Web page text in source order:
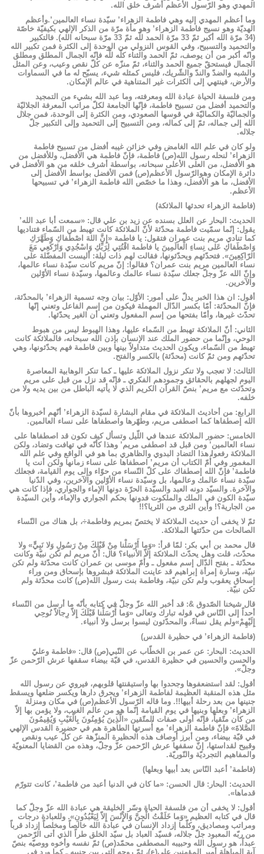
المهدي وهو الرّسول الأعظم أشرف خلق الله.
وما أعظم المهدي إليه وهي فاطمة الزهراء’ سيّدة نساء العالمين’.وأعظم
الهديّة وهو نسيج فاطمة الزهراء’ وهو مأة مرّة من الذكر الإلهي بكيفيّة خاصّة
(34 مرّة الله أكبر ثمّ 33 مرّة الحمد للّه‏ ثمّ 33 مرّة سبحانه الله). فالتكبير
والتحميد والتسبيح، وفي القوس النزولي من الوحدة إلى الكثرة فمن تكبير الله
وانّه أكبر من أن يوصف، ثمّ الحمد والثناء كلّه للّه‏ فإنّه الجمال المطلق ومطلق
الجمال فيستحقّ جميع الحمد والثناء، ثمّ منزّه عن كلّ نقص وعيب، وعن المثل
والشبه والضدّ والندّ والشّريك، فليس كمثله شيء، يسبّح له ما في السماوات
والأرض، فينتهي إلى الكثرات غير المتناهية في عالم الإمكان.
ومن فلسفة الحياة عبادة الله ومعرفته، وما عبد الله بشيء من التمجيد
والتحميد أفضل من تسبيح فاطمة، فإنّها الجامعة لكلّ مراتب المعرفة الجلاليّة
والجماليّة والكماليّة في قوسها الصعودي، ومن الكثرة إلى الوحدة، فمن جلال
الله إلى جماله، ثمّ إلى كماله، ومن التسبيح إلى التحميد وإلى التكبير جلّ
جلاله.
ولو كان في علم الله الغامض وفي خزائن غيبه أفضل من تسبيح فاطمة
الزهراء’ لنحله رسول الله(ص) فاطمة، فإنّ فاطمة هي الأفضل، وللأفضل من
هو الأفضل، من العلى الأعلى سبحانه، بواسطة أشرف خلقه من هو الأفضل في
دائرة الإمكان وهوالرّسول الأعظم(ص) فمن الأفضل بواسط الأفضل إلى
الأفضل، ما هو الأفضل، وهذا ما خصّص الله فاطمة الزهراء’ في تسبيحها
الأعظم.
(فاطمة الزهراء تحدثها الملائكة)
الحديث: البحار عن العلل بسنده عن زيد بن علي قال: «سمعت أبا عبد الله’
يقول: إنّما سمّيت فاطمة محدّثة لأنّ الملائكة كانت تهبط من السّماء فتناديها
كما تنادي مريم بنت عمران فتقول: يا فاطمة «إِنَّ اللهَ اصْطَفاكِ وَطَهَّرَكِ
وَاصْطَفاكِ عَلى نِساءِ الْعالَمِينَ يا فاطمة اقْنُتِي لِرَبِّكِ وَاسْجُدِي وَارْكَعِي مَعَ
الرّاكِعِينَ». فتحدّثهم ويحدّثونها، فقالت لهم ذات ليلة: أليست المفضّلة على
نساء العالمين مريم بنت عمران؟ فقالوا: إنّ مريم كانت سيّدة نساء عالمها،
وإنّ الله عزّ وجلّ جعلك سيّدة نساء عالمك وعالمها، وسيّدة نساء الأوّلين
والآخرين.
أقول: ان هذا الخبر يدلّ على أمور: الأوّل: بيان وجه تسمية الزهراء’ بالمحدّثة،
فإنّ المحدّثة: أمّا بكسر الدّال المهملة فيكون من إسم الفاعل وتعني إنّها
تحدّث غيرها، وأمّا بفتحها من إسم المفعول وتعني أن الغير يحدّثها.
الثاني: أنّ الملائكة تهبط من السّماء عليها، وهذا الهبوط ليس من هبوط
الوحي، وإنّما من حضور الملك عند الإنسان بإذن الله سبحانه، فالملائكة كانت
تهبط من السّماء، ويكون الحديث متداولاً بينها وبين فاطمة فهم يحدّثونها، وهي
تحدّثهم ومن ثمّ كانت (محدّثة) بالكسر والفتح.
الثالث: لا تعجب ولا تنكر نزول الملائكة عليها ـ كما تنكر الوهابية المعاصرة
اليوم لجهلهم بالحقائق وجمودهم الفكري ـ فإنّه قد نزل من قبل على مريم
وتحدّثت مع مريم’ بنصّ القرآن الكريم الذي لا يأتيه الباطل من بين يديه ولا من
خلفه.
الرابع: من أحاديث الملائكة في مقام البشارة لسيّدة الزهراء’ أنّهم أخبروها بأنّ
الله إصطفاها كما اصطفى مريم، وطهّرها واصطفاها على نساء العالمين.
الخامس: حضور الملائكة عندها في اللّيل وتسأل كيف تكون قد اصطفاها على
نساء العالمين’ ومن قبل قد اصطفى مريم’ وهذا كأنّه في تهافت وتضاد، ولكن
الملائكة رفعوا هذا التضاد البدوي والظاهري بما هو في الواقع وفي علم الله
المغمور وفي أُمّ الكتاب أن مريم’ اصطفاها على نساء زمانها ولكن أنت يا
فاطمة’ فإنّ الله إصطفاك على كلّ النّساء من حوّاء وإلى يوم القيامة، فجعلك
سيّدة نساء عالمك وعالمها، بل وسيّدة نساء الأوّلين والآخرين، وفي الدّنيا
والآخرة. والسيّد دونه العبد والسيّدة الحرّة دونها الإماء والجواري، فإذا كانت هي
سيّدة الكون في الملك والملكوت فدونها بحكم الجواري والإماء، وأين السيّدة
من الجارية؟! وأين الثرى من الثريا؟!!
ثمّ لا يخفى أن حديث الملائكة لا يختصّ بمريم وفاطمة÷، بل هناك من النّساء
الصالحات من حدّثتها الملائكة.
قال محمد بن أبي بكر: لمّا قرأ: «وَما أَرْسَلْنا مِنْ قَبْلِكَ مِنْ رَسُولٍ وَلا نَبِيٍّ» ولا
محدّث، قلت وهل يحدّث الملائكة إلاّ الأنبياء؟ قال: أنّ مريم لم تكن نبيّة وكانت
محدّثة ـ بفتح الدّال إسم مفعول ـ وأُمّ موسى بن عمران كانت محدّثة ولم تكن
نبيّة، وسارة إمرأة إبراهيم قد عاينت الملائكة فبشروها بإسحاق ومن وراء
إسحاق يعقوب ولم تكن نبيّة، وفاطمة بنت رسول الله(ص) كانت محدّثة ولم
تكن نبيّة.
قال شيخنا الصّدوق &: قد أخبر الله عزّ وجلّ في كتابه بأنّه ما أرسل من النّساء
أحداً إلى النّاس في قوله تبارك وتعالى «وَما أَرْسَلْنا قَبْلَكَ إِلاّ رِجالاً نُوحِي
إِلَيْهِمْ»ولم يقل نساءً، والمحدّثون ليسوا برسل ولا أنبياء.
(فاطمة الزهراء’ في حظيرة القدس)
الحديث: البحار: عن عمر بن الخطّاب عن النّبي(ص) قال: «فاطمة وعليّ
والحسن والحسين في حظيرة القدس، في قبّة بيضاء سقفها عرش الرّحمن عزّ
وجلّ».
أقول: لقد استضعفوها وجحدوا بها واستیقنتها قلوبهم، فيروي عن رسول الله
مثل هذه المنقبة العظيمة لفاطمة الزهراء’ ويحرق دارها ويكسر ضلعها ويسقط
جنينها من بعد رحلة أبيها!!. وما قاله الرّسول الأعظم(ص) في مكان ومنزلة
الزهراء’ وبعلها وبنيها في يوم القيامة إنّما هو من عالم الغيب، ولا يؤمن بها إلاّ
من كان متّقياً، فإنّه أولى صفات المتّقين «الَّذِينَ يُؤمِنُونَ بِالْغَيْبِ وَيُقِيمُونَ
الصَّلاةَ» فإنّ فاطمة الزهراء’ مع أُسرتها الطاهرة هم في حضيرة القدس الإلهي
في قبّة بيضاء، ومن أبرز أوصاف هذه الحظيرة المنزّهة عن كلّ عيب ونقص
وقبيح لقداستها، إنّ سقفها عرش الرّحمن عزّ وجلّ، وهذه من القضايا المعنويّة
والمفاهيم التجرديّة والنّوريّة.
(فاطمة’ أعبد النّاس بعد أبيها وبعلها)
الحديث: البحار: قال الحسن: «ما كان في الدنيا أعبد من فاطمة’، كانت تتورّم
قدماها».
أقول: لا يخفى أن من فلسفة الحياة وسّر الخليقة هي عبادة الله عزّ وجلّ كما
قال في كتابه العظيم «وَما خَلَقْتُ الْجِنَّ وَالإِْنْسَ إِلاّ لِيَعْبُدُونِ». وللعبادة درجات
ومراتب ومصاديق، وكلّما إزداد الإنسان في عبادة الله خالصاً ومخلصاً إزداد قرباً
من ربّه المعبود جلّ جلاله، فسيّد العباد بل سيّد الخلق طراً الذي أتى الرّحمن
عبداً، هو رسول الله وحبيبه المصطفى محمّد(ص) ثمّ نفسه وأخوه ووصيّه بنصّ
آية المباهلة أمير المؤمنين علي(ع)، ثمّ روحه التي بين جنبيه ـ كما ورد في